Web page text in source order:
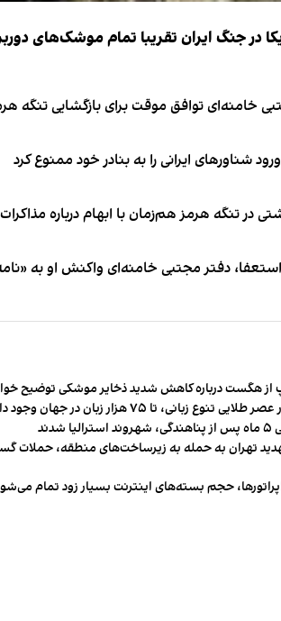
در جنگ ایران تقریبا تمام موشک‌های
توافق موقت برای بازگشایی تنگه
ورود شناورهای ایرانی را به بنادر خود ممنوع کرد
در تنگه هرمز هم‌زمان با ابهام درباره
دفتر مجتبی خامنه‌ای واکنش او به
از هگست درباره کاهش شدید ذخایر موشکی توضیح
تا ۷۵ هزار زبان در جهان وجود داشت
تهران به حمله به زیرساخت‌های منطقه، حملات
حجم بسته‌های اینترنت بسیار زود تمام